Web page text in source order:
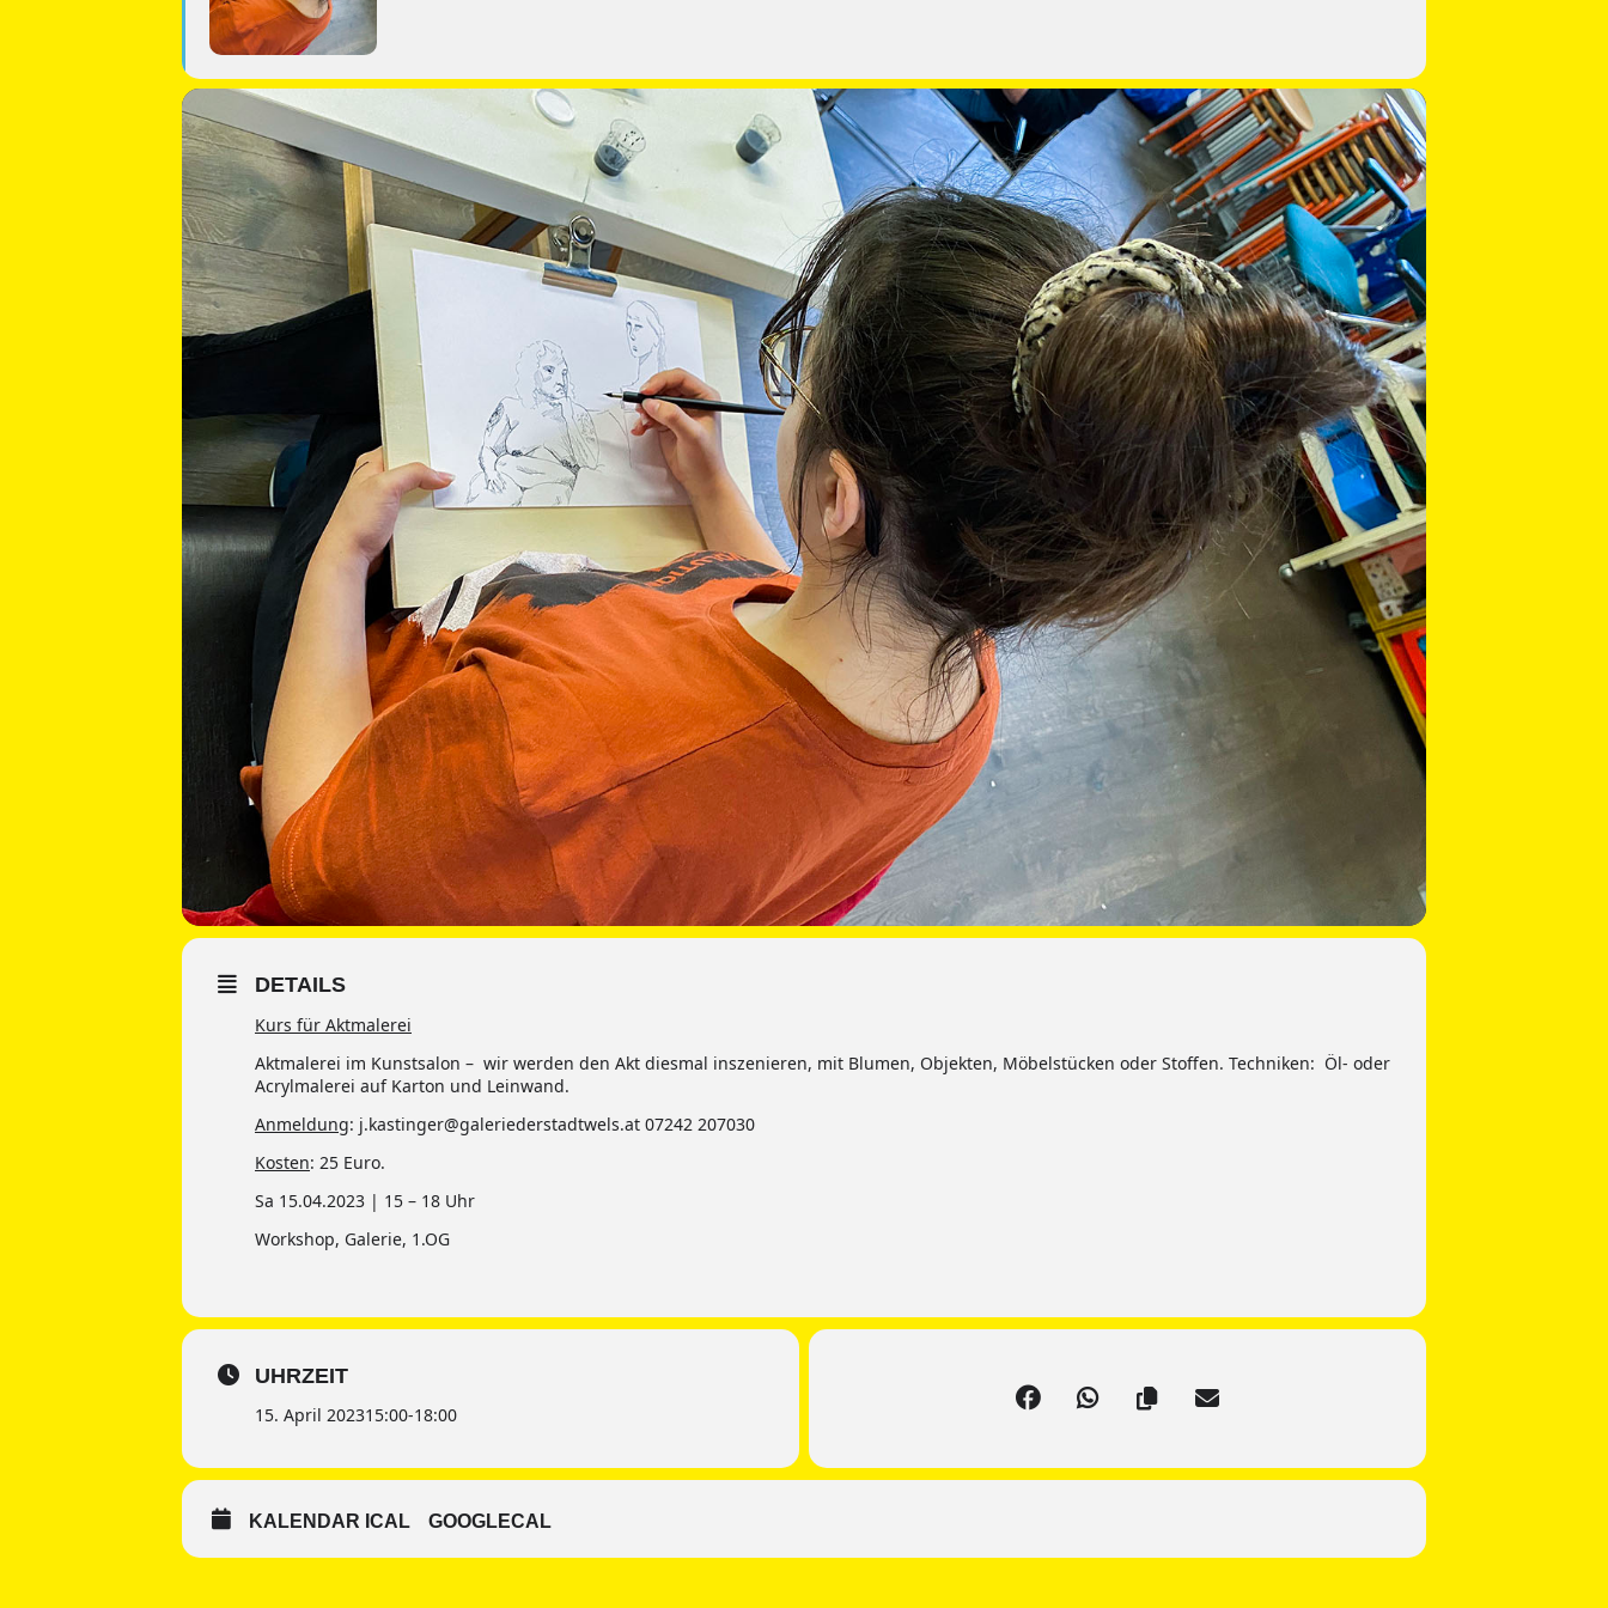
DETAILS
Kurs für Aktmalerei
Aktmalerei im Kunstsalon – wir werden den Akt diesmal inszenieren, mit Blumen, Objekten, Möbelstücken oder Stoffen. Techniken: Öl- oder
Acrylmalerei auf Karton und Leinwand.
Anmeldung: j.kastinger@galeriederstadtwels.at 07242 207030
Kosten: 25 Euro.
Sa 15.04.2023 | 15 – 18 Uhr
Workshop, Galerie, 1.OG
UHRZEIT
15. April 202315:00-18:00
KALENDAR ICAL GOOGLECAL